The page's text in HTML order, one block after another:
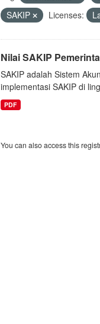
SAKIP
Licenses:
Nilai SAKIP
SAKIP adalah Sistem
implementasi SAKIP di
PDF
You can also access this